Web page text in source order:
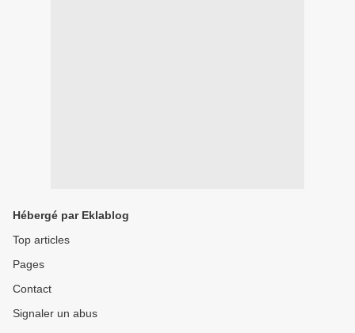
Hébergé par Eklablog
Top articles
Pages
Contact
Signaler un abus